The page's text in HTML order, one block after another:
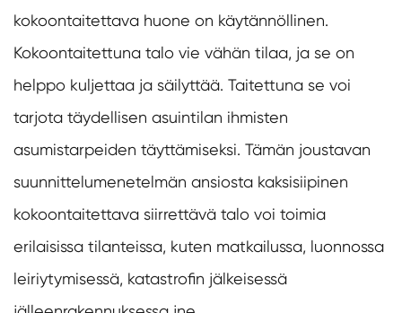
kokoontaitettava huone on käytännöllinen.
Kokoontaitettuna talo vie vähän tilaa, ja se on
helppo kuljettaa ja säilyttää. Taitettuna se voi
tarjota täydellisen asuintilan ihmisten
asumistarpeiden täyttämiseksi. Tämän joustavan
suunnittelumenetelmän ansiosta kaksisiipinen
kokoontaitettava siirrettävä talo voi toimia
erilaisissa tilanteissa, kuten matkailussa, luonnossa
leiriytymisessä, katastrofin jälkeisessä